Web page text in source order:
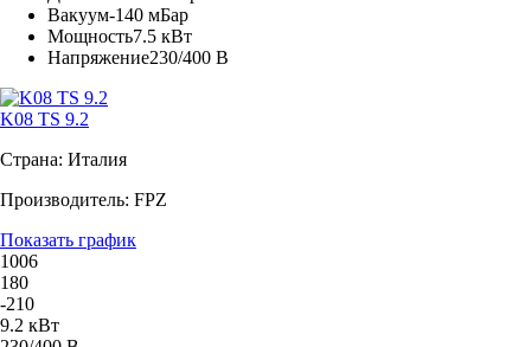
Вакуум-140 мБар
Мощность7.5 кВт
Напряжение230/400 В
K08 TS 9.2
Страна: Италия
Производитель: FPZ
Показать график
1006
180
-210
9.2 кВт